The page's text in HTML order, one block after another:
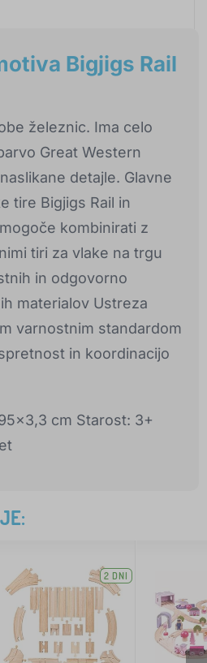
Bigjigs Rail
železnic. Ima celo
Great Western
detajle. Glavne
tire Bigjigs Rail in
kombinirati z
tiri za vlake na trgu
in odgovorno
materialov Ustreza
varnostnim standardom
in koordinacijo
cm Starost: 3+
2 DNI